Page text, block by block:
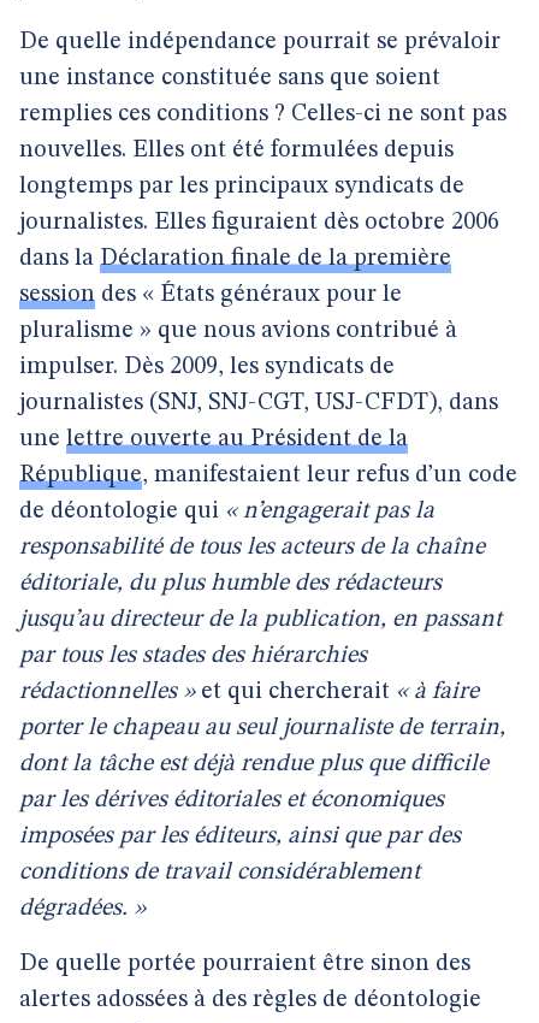
De quelle indépendance pourrait se prévaloir
une instance constituée sans que soient
remplies ces conditions ? Celles-ci ne sont pas
nouvelles. Elles ont été formulées depuis
longtemps par les principaux syndicats de
journalistes. Elles figuraient dès octobre 2006
dans la Déclaration finale de la première
session des « États généraux pour le
pluralisme » que nous avions contribué à
impulser. Dès 2009, les syndicats de
journalistes (SNJ, SNJ-CGT, USJ-CFDT), dans
une lettre ouverte au Président de la
République, manifestaient leur refus d’un code
de déontologie qui « n’engagerait pas la
responsabilité de tous les acteurs de la chaîne
éditoriale, du plus humble des rédacteurs
jusqu’au directeur de la publication, en passant
par tous les stades des hiérarchies
rédactionnelles »et qui chercherait « à faire
porter le chapeau au seul journaliste de terrain,
dont la tâche est déjà rendue plus que difficile
par les dérives éditoriales et économiques
imposées par les éditeurs, ainsi que par des
conditions de travail considérablement
dégradées. »
De quelle portée pourraient être sinon des
alertes adossées à des règles de déontologie